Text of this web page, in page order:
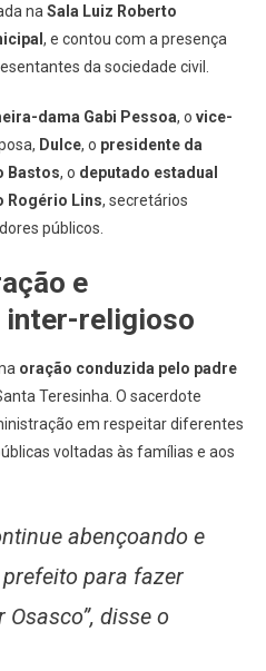
Dias
De
Em
Osasco
na Sala Luiz Roberto
, e contou com a presença
da sociedade civil.
dama Gabi Pessoa, o vice-
Dulce, o presidente da
Bastos, o deputado estadual
Rogério Lins, secretários
públicos.
e
inter-religioso
oração conduzida pelo padre
Teresinha. O sacerdote
em respeitar diferentes
voltadas às famílias e aos
abençoando e
para fazer
disse o